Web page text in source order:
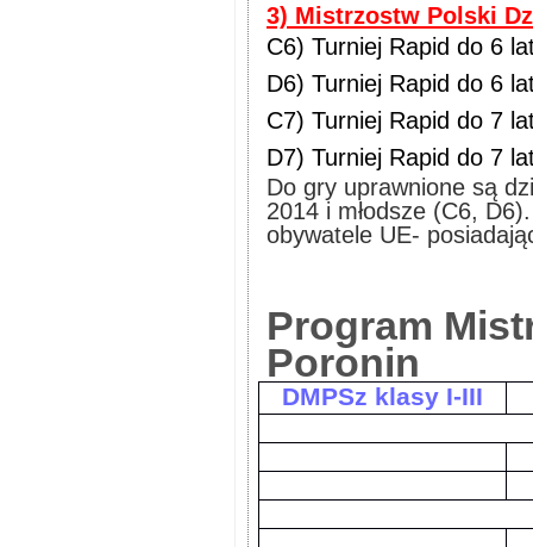
3) Mistrzostw Polski
C6) Turniej Rapid do 6
D6) Turniej Rapid do 6
C7) Turniej Rapid do 7
D7) Turniej Rapid do 7
Do gry uprawnione są
2014 i młodsze (C6,
obywatele UE-
Program
Poronin
DMPSz klasy I-III